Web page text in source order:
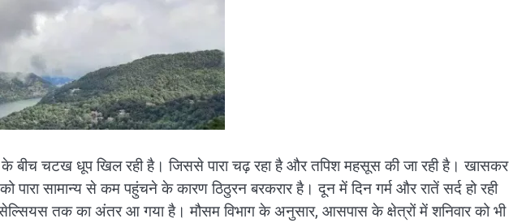
के बीच चटख धूप खिल रही है। जिससे पारा चढ़ रहा है और तपिश महसूस की जा रही है। खासकर
को पारा सामान्य से कम पहुंचने के कारण ठिठुरन बरकरार है। दून में दिन गर्म और रातें सर्द हो रही
तक का अंतर आ गया है। मौसम विभाग के अनुसार, आसपास के क्षेत्रों में शनिवार को भी